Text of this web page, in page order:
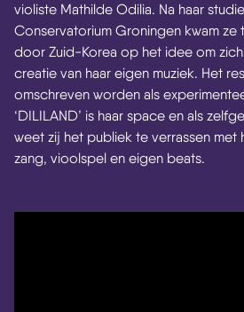
violiste Mathilde Odilia. Na haar
Conservatorium Groningen kwam ze
door Zuid-Korea op het idee om
creatie van haar eigen muziek. Het
omschreven worden als
‘DILILAND’ is haar space en als
weet zij het publiek te verrassen met
zang, vioolspel en eigen beats.